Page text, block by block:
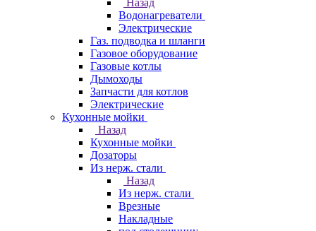
Назад
Водонагреватели
Электрические
Газ. подводка и шланги
Газовое оборудование
Газовые котлы
Дымоходы
Запчасти для котлов
Электрические
Кухонные мойки
Назад
Кухонные мойки
Дозаторы
Из нерж. стали
Назад
Из нерж. стали
Врезные
Накладные